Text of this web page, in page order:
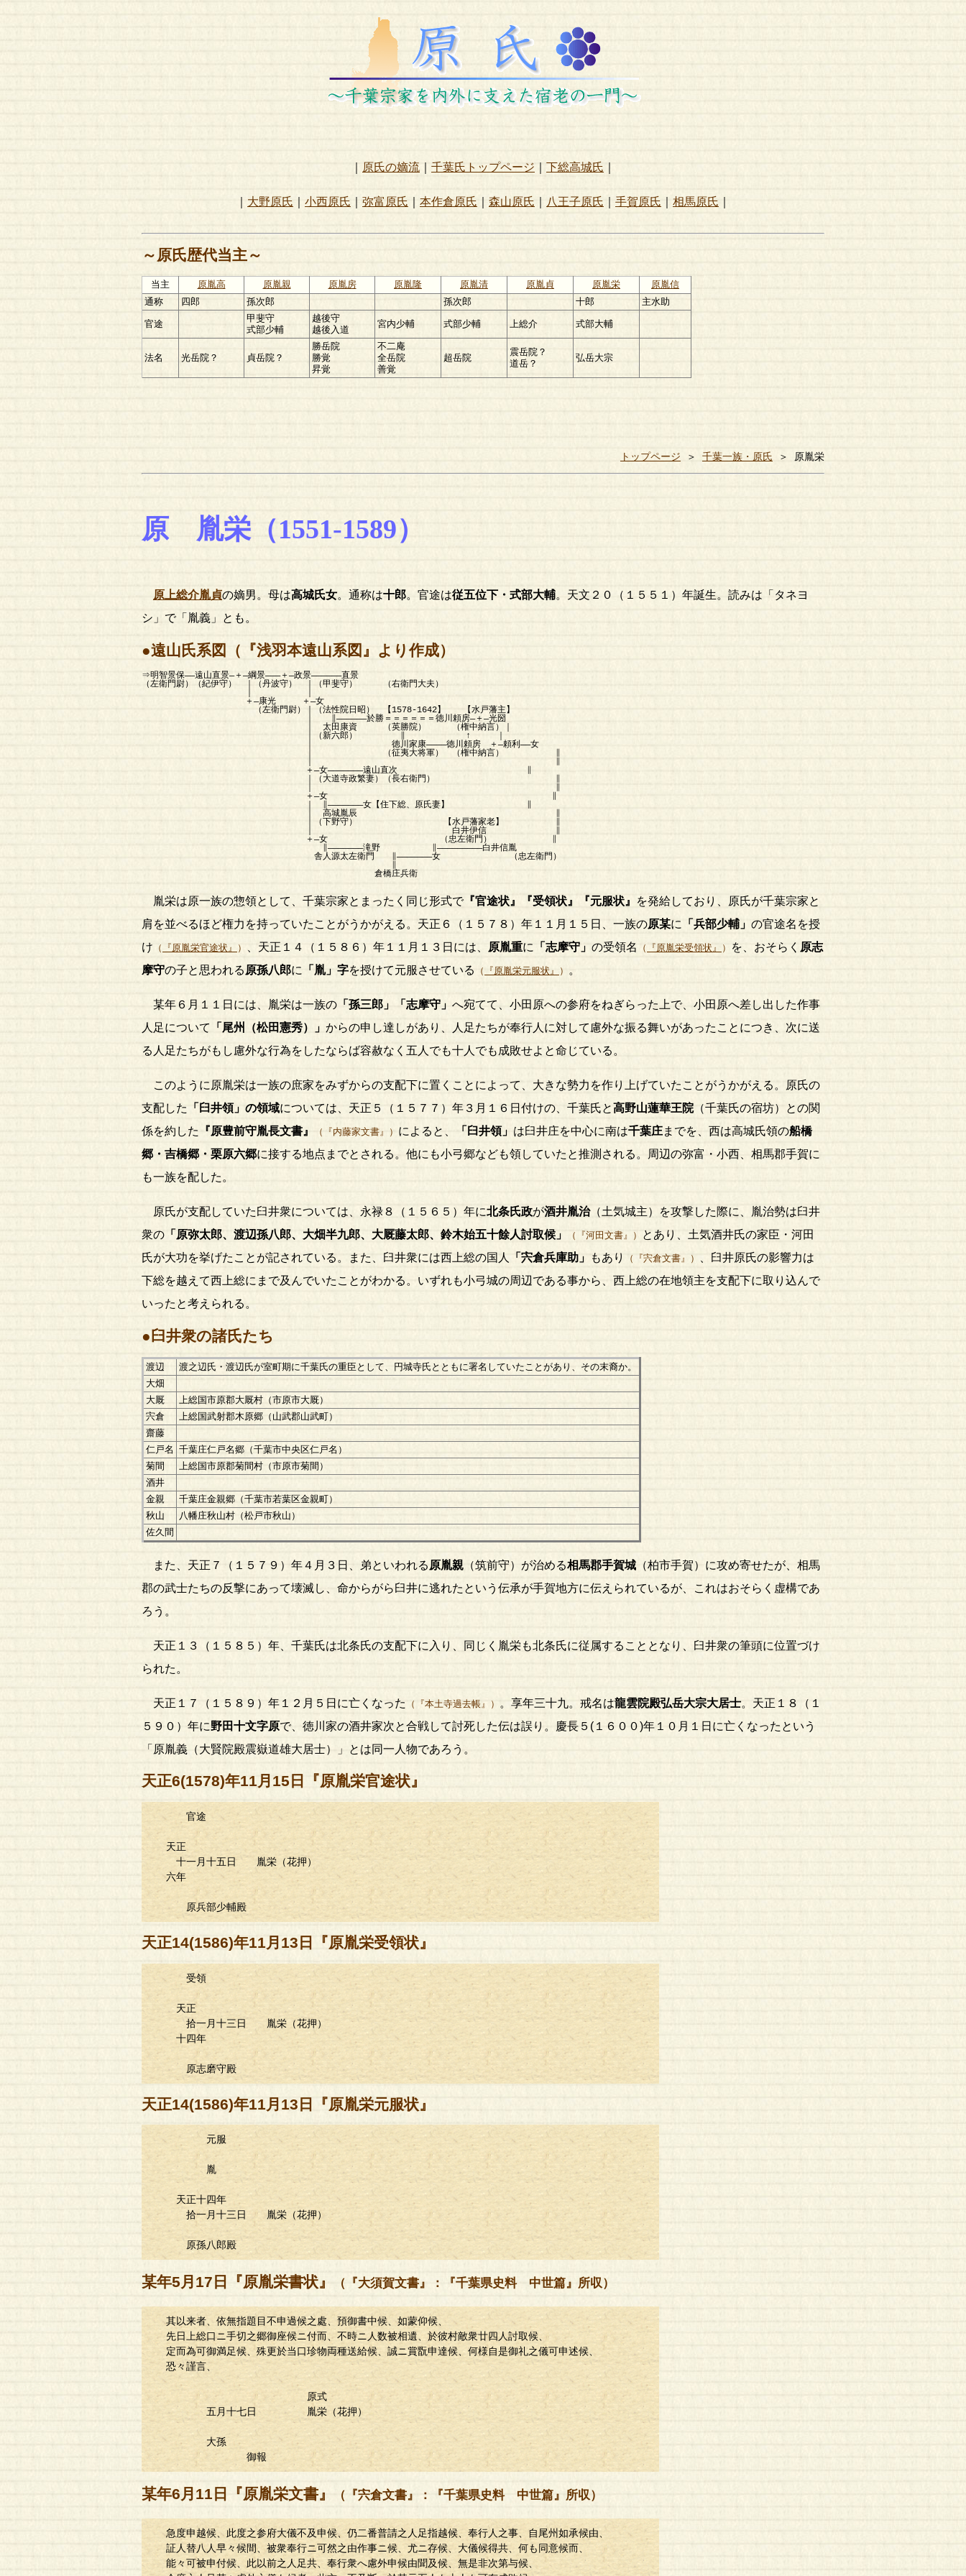
原氏の嫡流 千葉氏トップページ 下総高城氏
大野原氏 小西原氏 弥富原氏 本作倉原氏 森山原氏 八王子原氏 手賀原氏 相馬原氏
～原氏歴代当主～
当主 原胤高 原胤親 原胤房 原胤隆 原胤清 原胤貞 原胤栄
原胤信
通称
四郎 孫次郎 孫次郎 十郎 主水助
官途
甲斐守
式部少輔
越後守
越後入道
宮内少輔 式部少輔 上総介 式部大輔
法名 光岳院？ 貞岳院？
勝岳院
勝覚
昇覚
不二庵
全岳院
善覚
超岳院
震岳院？
道岳？
弘岳大宗
トップページ ＞ 千葉一族・原氏 ＞ 原胤栄
原 胤栄（1551-1589）
原上総介胤貞の嫡男。母は高城氏女。通称は十郎。官途は従五位下・式部大輔。天文２０（１５５１）年誕生。読みは「タネヨ
シ」で「胤義」とも。
●遠山氏系図 （『浅羽本遠山系図』より作成）
⇒明智景保――遠山直景―＋―綱景―――＋―政景――――――直景
（左衛門尉）（紀伊守） ｜（丹波守） ｜（甲斐守） （右衛門大夫）
＋―康光 ＋―女
（左衛門尉）｜（法性院日昭） 【1578-1642】 【水戸藩主】
｜ ∥――――――於勝＝＝＝＝＝＝徳川頼房―＋―光圀
｜ 太田康資 （英勝院） （権中納言）｜
｜（新六郎） ∥ ↑ ｜
｜ 徳川家康――――徳川頼房 ＋―頼利――女
｜ （征夷大将軍） （権中納言） ∥
＋―女―――――――遠山直次 ∥
｜（大道寺政繁妻）（長右衛門） ∥
＋―女 ∥
｜ ∥―――――――女【住下総、原氏妻】 ∥
｜ 高城胤辰 ∥
｜（下野守） 【水戸藩家老】 ∥
｜ 白井伊信 ∥
＋―女 （忠左衛門） ∥
∥―――――――滝野 ∥―――――――――白井信胤
舎人源太左衛門 ∥―――――――女 （忠左衛門）
倉橋庄兵衛
胤栄は原一族の惣領として、千葉宗家とまったく同じ形式で『官途状』『受領状』『元服状』
を発給しており、原氏が千葉宗家と
肩を並べるほど権力を持っていたことがうかがえる。天正６（１５７８）年１１月１５日、一族の原某に 「兵部少輔」 の官途名を授
け （ 『原胤栄官途状』 ） 、天正１４（１５８６）年１１月１３日には、 原胤重に 「志摩守」 の受領名 （ 『原胤栄受領状』 ） を、おそらく 原志
摩守の子と思われる 原孫八郎に 「胤」字を授けて元服させている （ 『原胤栄元服状』 ） 。
某年６月１１日には、胤栄は一族の 「孫三郎」「志摩守」 へ宛てて、小田原への参府をねぎらった上で、小田原へ差し出した作事
人足について
「尾州（松田憲秀）」 からの申し達しがあり、人足たちが奉行人に対して慮外な振る舞いがあったことにつき、次に送
る人足たちがもし慮外な行為をしたならば容赦なく五人でも十人でも成敗せよと命じている。
このように原胤栄は一族の庶家をみずからの支配下に置くことによって、大きな勢力を作り上げていたことがうかがえる。原氏の
支配した
「臼井領」の領域については、天正５（１５７７）年３月１６日付けの、千葉氏と高野山蓮華王院（千葉氏の宿坊）との関
係を約した
『原豊前守胤長文書』 （『内藤家文書』） によると、 「臼井領」 は臼井庄を中心に南は千葉庄までを、西は高城氏領の船橋
郷・吉橋郷・栗原六郷に接する地点までとされる。他にも小弓郷なども領していたと推測される。周辺の弥富・小西、相馬郡手賀に
も一族を配した。
原氏が支配していた臼井衆については、永禄８（１５６５）年に北条氏政が酒井胤治（土気城主）を攻撃した際に、胤治勢は臼井
衆の 「原弥太郎、渡辺孫八郎、大畑半九郎、大厩藤太郎、鈴木始五十餘人討取候」 （『河田文書』）
とあり、土気酒井氏の家臣・河田
氏が大功を挙げたことが記されている。また、臼井衆には西上総の国人
「宍倉兵庫助」 もあり （『宍倉文書』）
、臼井原氏の影響力は
下総を越えて西上総にまで及んでいたことがわかる。いずれも小弓城の周辺である事から、西上総の在地領主を支配下に取り込んで
いったと考えられる。
●臼井衆の諸氏たち
渡辺
渡之辺氏・渡辺氏が室町期に千葉氏の重臣として、円城寺氏とともに署名していたことがあり、その末裔か。
大畑
大厩
上総国市原郡大厩村（市原市大厩）
宍倉
上総国武射郡木原郷（山武郡山武町）
齋藤
仁戸名 千葉庄仁戸名郷（千葉市中央区仁戸名）
菊間
上総国市原郡菊間村（市原市菊間）
酒井
金親
千葉庄金親郷（千葉市若葉区金親町）
秋山
八幡庄秋山村（松戸市秋山）
佐久間
また、天正７（１５７９）年４月３日、弟といわれる 原胤親 （筑前守）が治める相馬郡手賀城 （柏市手賀）に攻め寄せたが、相馬
郡の武士たちの反撃にあって壊滅し、命からがら臼井に逃れたという伝承が手賀地方に伝えられているが、これはおそらく虚構であ
ろう。
天正１３（１５８５）年、千葉氏は北条氏の支配下に入り、同じく胤栄も北条氏に従属することとなり、臼井衆の筆頭に位置づけ
られた。
天正１７（１５８９）年１２月５日に亡くなった （『本土寺過去帳』） 。享年三十九。戒名は龍雲院殿弘岳大宗大居士。天正１８（１
５９０）年に野田十文字原で、徳川家の酒井家次と合戦して討死した伝は誤り。慶長５(１６００)年１０月１日に亡くなったという
「原胤義（大賢院殿震嶽道雄大居士）」とは同一人物であろう。
天正6(1578)年11月15日『原胤栄官途状』
官途
天正
十一月十五日 胤栄（花押）
六年
原兵部少輔殿
天正14(1586)年11月13日『原胤栄受領状』
受領
天正
拾一月十三日 胤栄（花押）
十四年
原志磨守殿
天正14(1586)年11月13日『原胤栄元服状』
元服
胤
天正十四年
拾一月十三日 胤栄 （花押）
原孫八郎殿
某年5月17日『原胤栄書状』 （『大須賀文書』：『千葉県史料 中世篇』所収）
其以来者、依無指題目不申過候之處、預御書中候、如蒙仰候、
先日上総口ニ手切之郷御座候ニ付而、不時ニ人数被相遺、於彼村敵衆廿四人討取候、
定而為可御満足候、殊更於当口珍物両種送給候、誠ニ賞翫申達候、何様自是御礼之儀可申述候、
恐々謹言、
原式
五月十七日 胤栄（花押）
大孫
御報
某年6月11日『原胤栄文書』 （『宍倉文書』：『千葉県史料 中世篇』所収）
急度申越候、此度之参府大儀不及申候、仍二番普請之人足指越候、奉行人之事、自尾州如承候由、
証人替八人早々候間、被衆奉行ニ可然之由作事ニ候、尤ニ存候、大儀候得共、何も同意候而、
能々可被申付候、此以前之人足共、奉行衆へ慮外申候由聞及候、無是非次第与候、